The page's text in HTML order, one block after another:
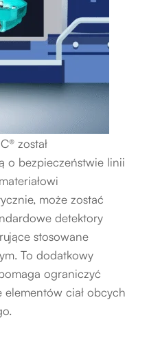
został
o bezpieczeństwie linii
może zostać
detektory
stosowane
To dodatkowy
ograniczyć
elementów ciał obcych